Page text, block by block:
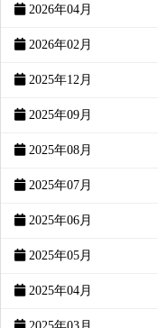
2026年04月
2026年02月
2025年12月
2025年09月
2025年08月
2025年07月
2025年06月
2025年05月
2025年04月